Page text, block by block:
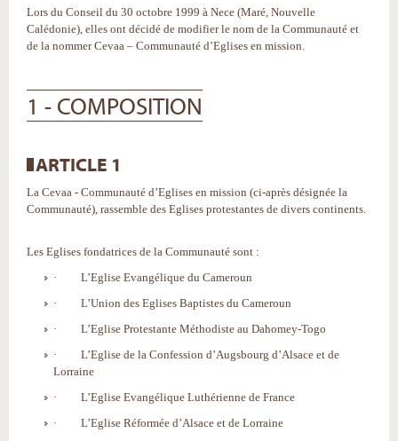
Lors du Conseil du 30 octobre 1999 à Nece (Maré, Nouvelle
Calédonie), elles ont décidé de modifier le nom de la Communauté et
de la nommer Cevaa – Communauté d’Eglises en mission.
1 - COMPOSITION
ARTICLE 1
La Cevaa - Communauté d’Eglises en mission (ci-après désignée la
Communauté), rassemble des Eglises protestantes de divers continents.
Les Eglises fondatrices de la Communauté sont :
· L’Eglise Evangélique du Cameroun
· L’Union des Eglises Baptistes du Cameroun
· L’Eglise Protestante Méthodiste au Dahomey-Togo
· L’Eglise de la Confession d’Augsbourg d’Alsace et de
Lorraine
· L’Eglise Evangélique Luthérienne de France
· L’Eglise Réformée d’Alsace et de Lorraine